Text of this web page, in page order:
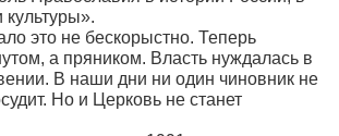
культуры».
это не бескорыстно. Теперь
а пряником. Власть нуждалась в
В наши дни ни один чиновник не
Но и Церковь не станет